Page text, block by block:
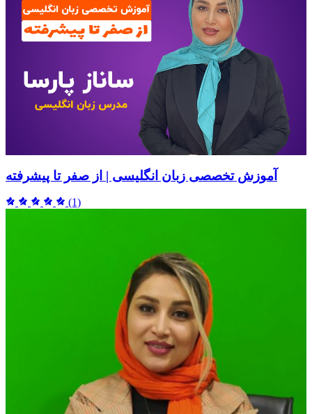
آموزش تخصصی زبان انگلیسی | از صفر تا پیشرفته
(1)